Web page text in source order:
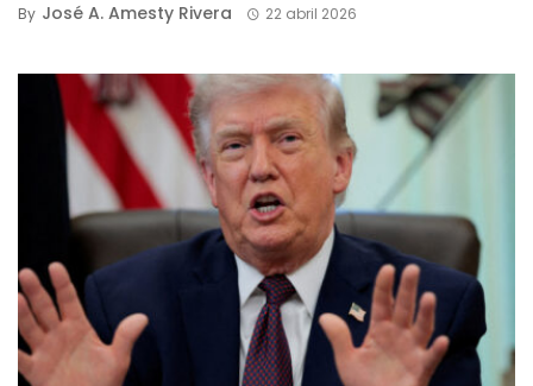
By José A. Amesty Rivera 22 abril 2026